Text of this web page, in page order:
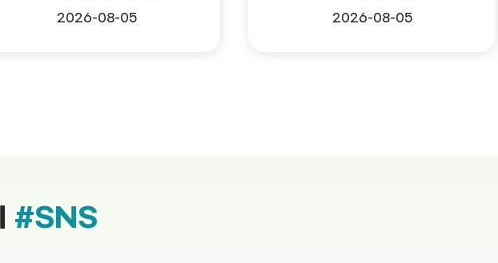
2026-08-05 2026-08-05
#SNS